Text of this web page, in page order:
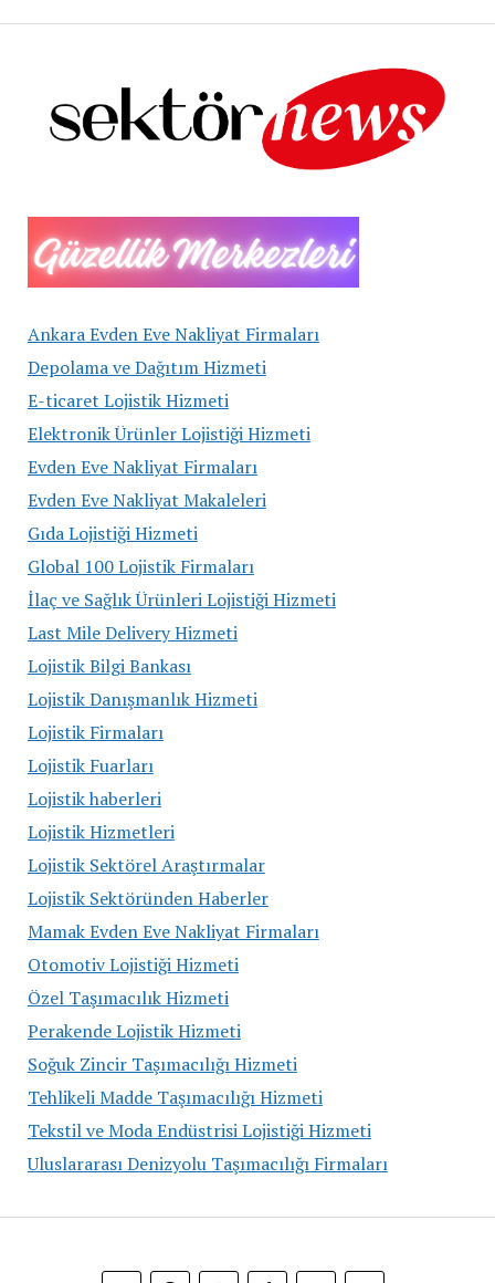
Ankara Evden Eve Nakliyat Firmaları
Depolama ve Dağıtım Hizmeti
E-ticaret Lojistik Hizmeti
Elektronik Ürünler Lojistiği Hizmeti
Evden Eve Nakliyat Firmaları
Evden Eve Nakliyat Makaleleri
Gıda Lojistiği Hizmeti
Global 100 Lojistik Firmaları
İlaç ve Sağlık Ürünleri Lojistiği Hizmeti
Last Mile Delivery Hizmeti
Lojistik Bilgi Bankası
Lojistik Danışmanlık Hizmeti
Lojistik Firmaları
Lojistik Fuarları
Lojistik haberleri
Lojistik Hizmetleri
Lojistik Sektörel Araştırmalar
Lojistik Sektöründen Haberler
Mamak Evden Eve Nakliyat Firmaları
Otomotiv Lojistiği Hizmeti
Özel Taşımacılık Hizmeti
Perakende Lojistik Hizmeti
Soğuk Zincir Taşımacılığı Hizmeti
Tehlikeli Madde Taşımacılığı Hizmeti
Tekstil ve Moda Endüstrisi Lojistiği Hizmeti
Uluslararası Denizyolu Taşımacılığı Firmaları